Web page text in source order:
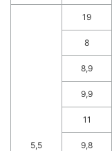
5,5
19
8
8,9
9,9
11
9,8